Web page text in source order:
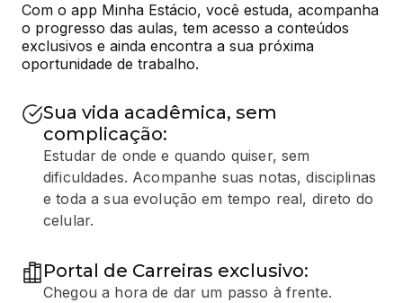
Com o app Minha Estácio, você estuda, acompanha
o progresso das aulas, tem acesso a conteúdos
exclusivos e ainda encontra a sua próxima
oportunidade de trabalho.
Sua vida acadêmica, sem
complicação:
Estudar de onde e quando quiser, sem
dificuldades. Acompanhe suas notas, disciplinas
e toda a sua evolução em tempo real, direto do
celular.
Portal de Carreiras exclusivo:
Chegou a hora de dar um passo à frente.